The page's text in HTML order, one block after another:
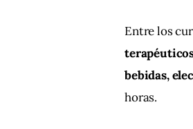
Entre los
bebidas,
horas.